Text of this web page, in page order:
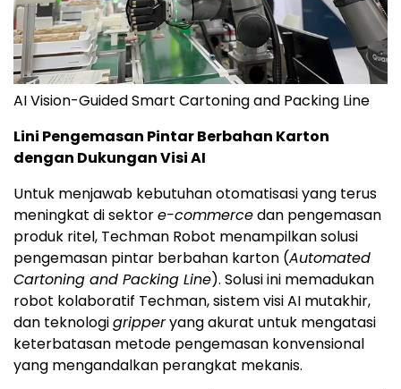
AI Vision-Guided Smart Cartoning and Packing Line
Lini Pengemasan Pintar Berbahan Karton
dengan Dukungan Visi AI
Untuk menjawab kebutuhan otomatisasi yang terus
meningkat di sektore-commercedan pengemasan
produk ritel, Techman Robot menampilkan solusi
pengemasan pintar berbahan karton (Automated
Cartoning and Packing Line). Solusi ini memadukan
robot kolaboratif Techman, sistem visi AI mutakhir,
dan teknologigripperyang akurat untuk mengatasi
keterbatasan metode pengemasan konvensional
yang mengandalkan perangkat mekanis.